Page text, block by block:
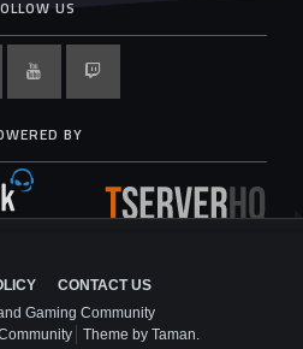
US
BY
CONTACT US
Gaming Community
Theme by Taman.